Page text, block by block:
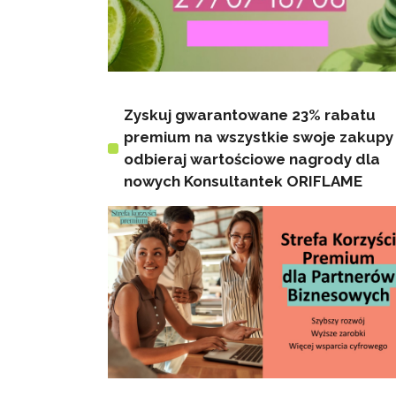
Zyskuj gwarantowane 23% rabatu
premium na wszystkie swoje zakupy
odbieraj wartościowe nagrody dla
nowych Konsultantek ORIFLAME